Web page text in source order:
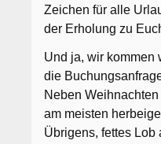
Zeichen für alle
der Erholung zu
Und ja, wir kommen
die
Neben
am meisten
Übrigens, fettes Lob